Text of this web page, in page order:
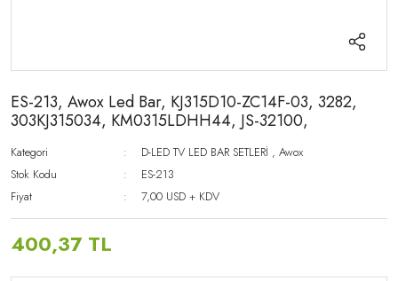
ES-213, Awox Led Bar, KJ315D10-ZC14F-03, 3282,
303KJ315034, KM0315LDHH44, JS-32100,
Kategori D-LED TV LED BAR SETLERİ ,Awox
Stok Kodu
ES-213
Fiyat
7,00 USD + KDV
400,37 TL